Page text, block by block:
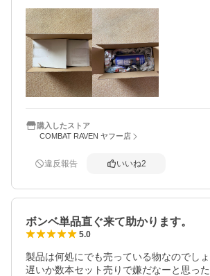
入を決めました。比較対象が無いため商品
せん。
手作り感ある箱も今のきれいすぎ重装すぎ
ルカリの梱包に気負いする私にはこの感じ
むしろ好印象な買い物でした。
購入したストア
COMBAT RAVEN ヤフー店
違反報告 いいね2
ボンベ単品直ぐ来て助かります。
5.0
製品は何処にでも売っている物なのでし
遅いか数本セット売りで嫌だなーと思っ